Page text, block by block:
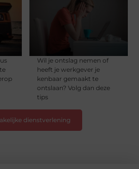
Wil je ontslag nemen of
heeft je werkgever je
kenbaar gemaakt te
ontslaan? Volg dan deze
tips
dienstverlening